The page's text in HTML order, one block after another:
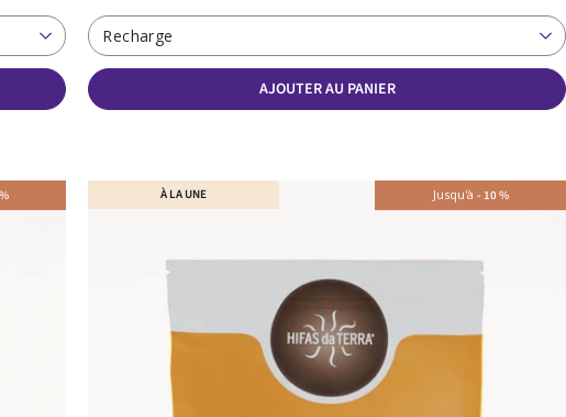
Recharge
AJOUTER AU PANIER
% À LA UNE Jusqu'à - 10%